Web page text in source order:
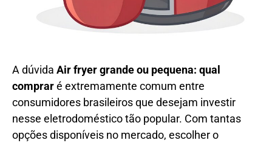
A dúvida Air fryer grande ou pequena: qual
compraré extremamente comum entre
consumidores brasileiros que desejam investir
nesse eletrodoméstico tão popular. Com tantas
opções disponíveis no mercado, escolher o